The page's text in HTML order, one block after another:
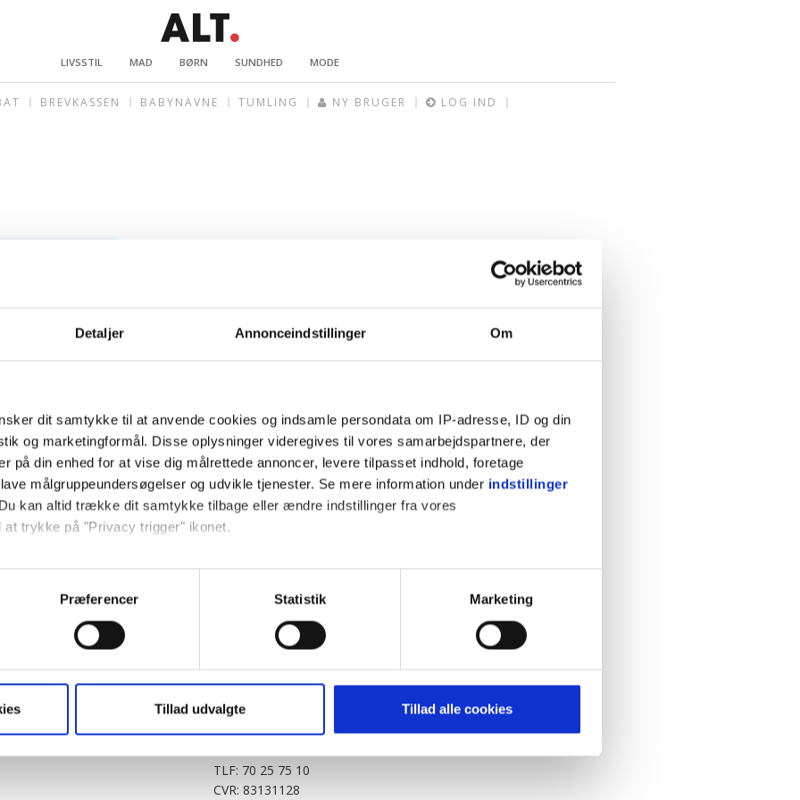
Detaljer Annonceindstillinger Om
dit samtykke til at anvende cookies og indsamle persondata om IP-adresse, ID og din
og marketingformål. Disse oplysninger videregives til vores samarbejdspartnere, der
på din enhed for at vise dig målrettede annoncer, levere tilpasset indhold, foretage
målgruppeundersøgelser og udvikle tjenester. Se mere information under indstillinger
kan altid trække dit samtykke tilbage eller ændre indstillinger fra vores
at trykke på "Privacy trigger" ikonet.
gerne:
om din placering, der kan være nøjagtig inden for få meter
baseret på en scanning af dens unikke karakteristika (fingerprinting)
må bruge egne cookies og cookies fra tredjeparter til at optimere dit besøg på vores
generere statistik og huske dine præferencer samt til brug for markedsføring, så vi
tilbage. Du skal være opmærksom på, at vores hjemmeside muligvis ikke fungerer
cookies eller tilbagetrækker et samtykke. Du kan læse mere om vores brug af cookies
Præferencer Statistik Marketing
Tillad udvalgte Tillad alle cookies
LIVSSTIL MAD BØRN SUNDHED MODE
BREVKASSEN BABYNAVNE TUMLING NY BRUGER LOG IND
KitchenOne.dk
Jollyroom.dk
Outnorth.dk
Klikk.no
Alt.dk
Realityportalen.dk
Cookiepolitik
Privatlivspolitik
BABY.DK
Story House Egmont A/S
Strødamvej 46
TLF: 70 25 75 10
CVR: 83131128